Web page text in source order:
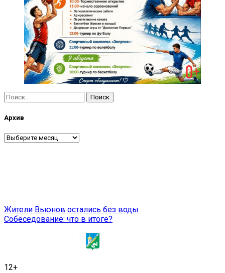
Найти:
Архив
Архив
Навигация
по
Жители Вьюнов остались без воды
Собеседование: что в итоге?
12+